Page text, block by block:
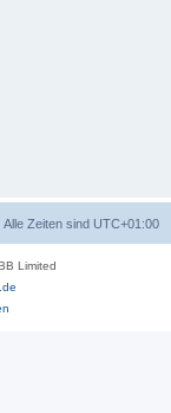
Alle Zeiten sind UTC+01:00
Limited